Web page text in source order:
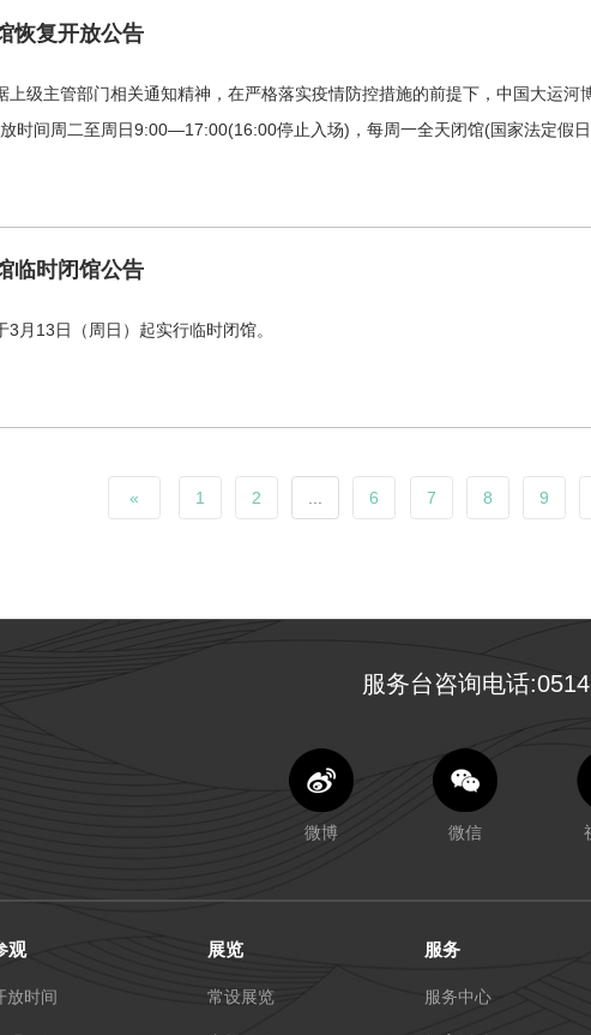
恢复开放公告
上级主管部门相关通知精神，在严格落实疫情防控措施的前提下，中国大运
时间周二至周日9:00—17:00(16:00停止入场)，每周一全天闭馆(国家法定假
临时闭馆公告
月13日（周日）起实行临时闭馆。
« 1 2 6 7 8 9
服务台咨询电话
微博 微信
观
放时间
展览
常设展览
服务
服务中心